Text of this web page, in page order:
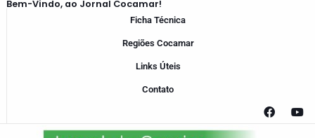
Bem-Vindo, ao Jornal Cocamar!
Ficha Técnica
Regiões Cocamar
Links Úteis
Contato